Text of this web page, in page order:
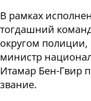
В рамках
тогдашний
округом
министр
Итамар Бен-Гвир
звание.